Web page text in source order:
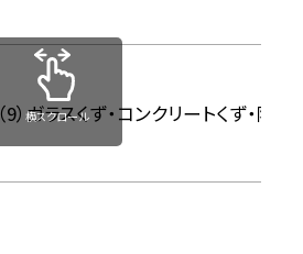
（9）ガラスくず・コンクリートくず・陶
横スクロール